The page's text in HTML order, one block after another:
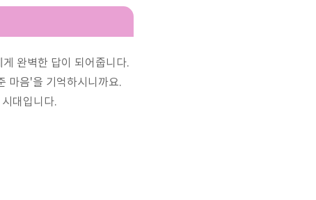
완벽한 답이 되어줍니다.
마음'을 기억하시니까요.
대입니다.